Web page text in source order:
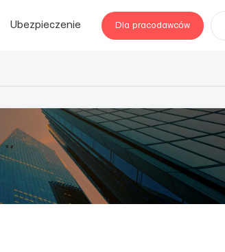
Ubezpieczenie Dla pracodawców